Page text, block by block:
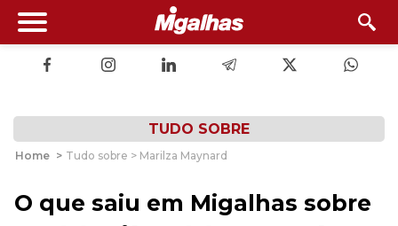
TUDO SOBRE
Home > Tudo sobre > Marilza Maynard
O que saiu em Migalhas sobre